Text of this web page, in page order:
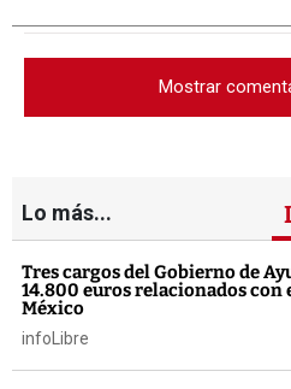
Mostrar
Lo más...
Tres cargos del Gobierno de
14.800 euros relacionados con
México
infoLibre